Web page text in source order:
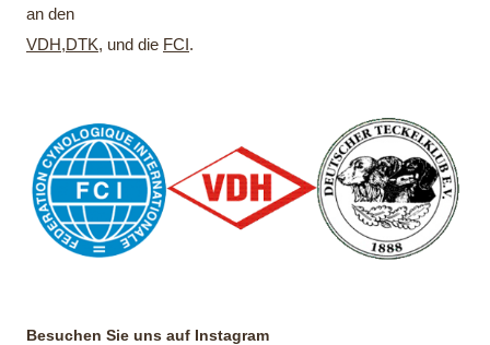
an den
VDH,DTK, und die FCI.
Besuchen Sie uns auf Instagram